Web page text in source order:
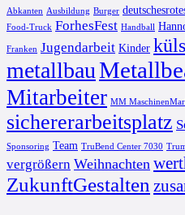
Abkanten Ausbildung Burger
Food-Truck ForhesFest Handball
Franken Jugendarbeit Kinder
metallbau
Mitarbeiter MM
sichererarbeitsplatz
Sponsoring Team TruBend Center 7030
vergrößern Weihnachten
ZukunftGestalten